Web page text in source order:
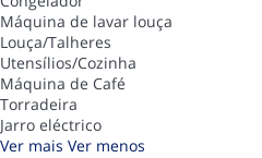
Máquina de lavar louça
Louça/Talheres
Utensílios/Cozinha
Máquina de Café
Torradeira
Jarro eléctrico
Ver mais Ver menos